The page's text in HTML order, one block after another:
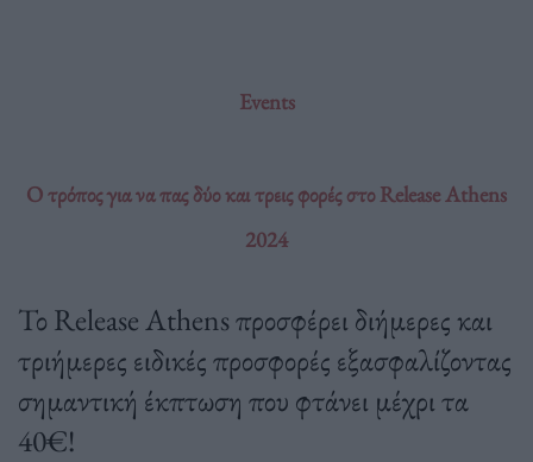
Events
Ο τρόπος για να πας δύο και τρεις φορές στο Release Athens
2024
Το Release Athens προσφέρει διήμερες και
τριήμερες ειδικές προσφορές εξασφαλίζοντας
σημαντική έκπτωση που φτάνει μέχρι τα
40€!